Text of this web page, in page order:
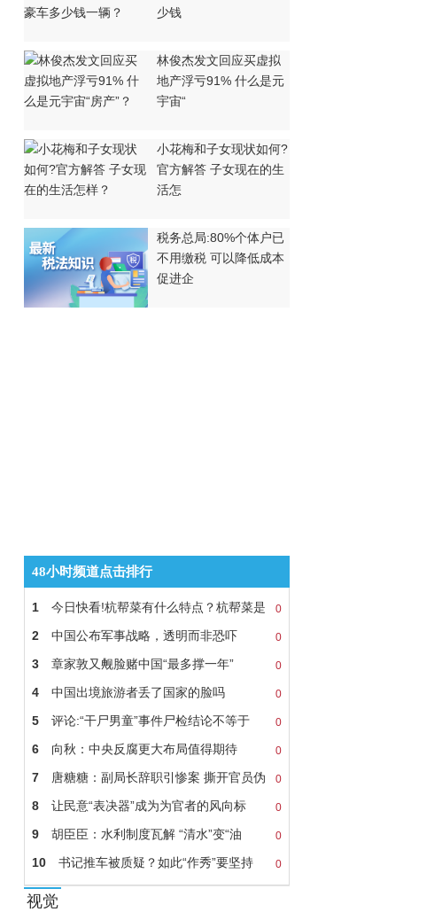
少钱
林俊杰发文回应买虚拟
地产浮亏91% 什么是元
宇宙“
小花梅和子女现状如何?
官方解答 子女现在的生
活怎
税务总局:80%个体户已
不用缴税 可以降低成本
促进企
48小时频道点击排行
0
1 今日快看!杭帮菜有什么特点？杭帮菜是
0
2 中国公布军事战略，透明而非恐吓
0
3 章家敦又觍脸赌中国“最多撑一年”
0
4 中国出境旅游者丢了国家的脸吗
0
5 评论:“干尸男童”事件尸检结论不等于
0
6 向秋：中央反腐更大布局值得期待
0
7 唐糖糖：副局长辞职引惨案 撕开官员伪
0
8 让民意“表决器”成为为官者的风向标
0
9 胡臣臣：水利制度瓦解 “清水”变“油
0
10 书记推车被质疑？如此“作秀”要坚持
视觉